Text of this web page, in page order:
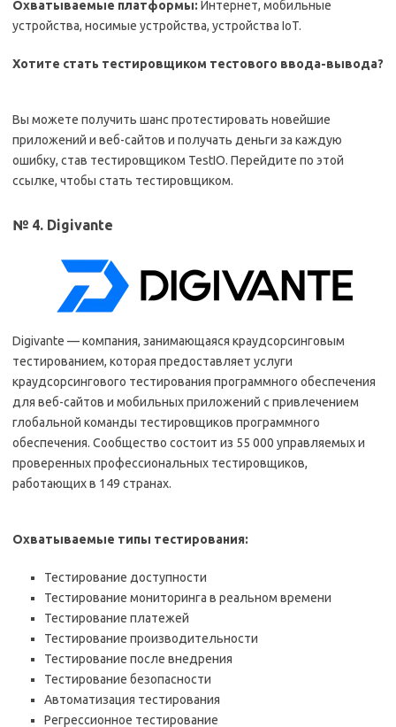
Охватываемые платформы: Интернет, мобильные
устройства, носимые устройства, устройства IoT.
Хотите стать тестировщиком тестового ввода-вывода?
Вы можете получить шанс протестировать новейшие
приложений и веб-сайтов и получать деньги за каждую
ошибку, став тестировщиком TestIO. Перейдите по этой
ссылке, чтобы стать тестировщиком.
№ 4. Digivante
Digivante — компания, занимающаяся краудсорсинговым
тестированием, которая предоставляет услуги
краудсорсингового тестирования программного обеспечения
для веб-сайтов и мобильных приложений с привлечением
глобальной команды тестировщиков программного
обеспечения. Сообщество состоит из 55 000 управляемых и
проверенных профессиональных тестировщиков,
работающих в 149 странах.
Охватываемые типы тестирования:
Тестирование доступности
Тестирование мониторинга в реальном времени
Тестирование платежей
Тестирование производительности
Тестирование после внедрения
Тестирование безопасности
Автоматизация тестирования
Регрессионное тестирование